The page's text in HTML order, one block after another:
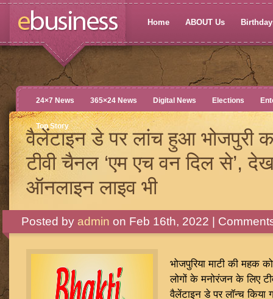
Home ABOUT Us
24×7 News 365×24 News Digital News Elections
Top Story
वैलेंटाइन डे पर लांच हुआ भोजपुरी
टीवी चैनल ‘एम एच वन दिल से’,
ऑनलाइन लाइव भी
Posted by admin on Feb 16th, 2022 |
भोजपुरिया माटी की महक
लोगों के मनोरंजन के लिए
वैलेंटाइन डे पर लॉन्च किया